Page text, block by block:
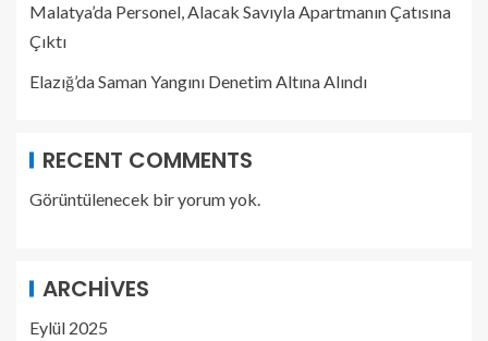
Malatya’da Personel, Alacak Savıyla Apartmanın Çatısına
Çıktı
Elazığ’da Saman Yangını Denetim Altına Alındı
RECENT COMMENTS
Görüntülenecek bir yorum yok.
ARCHIVES
Eylül 2025